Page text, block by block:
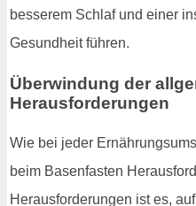
besserem Schlaf und einer
Gesundheit führen.
Überwindung der
Herausforderungen
Wie bei jeder
beim Basenfasten
Herausforderungen ist es,